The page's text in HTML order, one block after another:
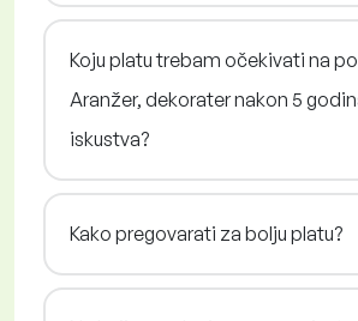
Koju platu trebam očekivati na
Aranžer, dekorater nakon 5
iskustva?
Kako pregovarati za bolju platu?